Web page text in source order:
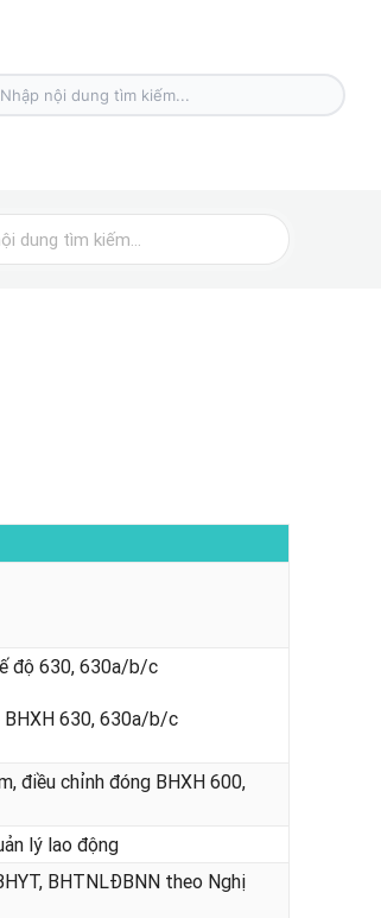
độ 630, 630a/b/c
BHXH 630, 630a/b/c
điều chỉnh đóng BHXH 600,
lý lao động
BHTNLĐBNN theo Nghị